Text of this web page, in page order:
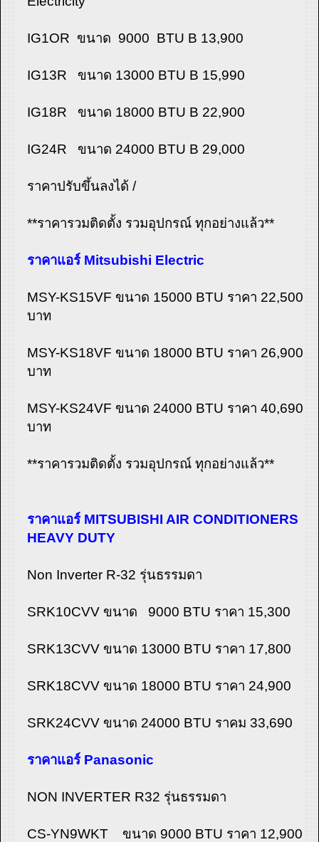
IG1OR ขนาด 9000 BTU B 13,900
IG13R ขนาด 13000 BTU B 15,990
IG18R ขนาด 18000 BTU B 22,900
IG24R ขนาด 24000 BTU B 29,000
ราคาปรับขึ้นลงได้ /
**ราคารวมติดตั้ง รวมอุปกรณ์ ทุกอย่างแล้ว**
ราคาแอร์ Mitsubishi Electric
MSY-KS15VF ขนาด 15000 BTU ราคา 22,500
บาท
MSY-KS18VF ขนาด 18000 BTU ราคา 26,900
บาท
MSY-KS24VF ขนาด 24000 BTU ราคา 40,690
บาท
**ราคารวมติดตั้ง รวมอุปกรณ์ ทุกอย่างแล้ว**
ราคาแอร์ MITSUBISHI AIR CONDITIONERS
HEAVY DUTY
Non Inverter R-32 รุ่นธรรมดา
SRK10CVV ขนาด 9000 BTU ราคา 15,300
SRK13CVV ขนาด 13000 BTU ราคา 17,800
SRK18CVV ขนาด 18000 BTU ราคา 24,900
SRK24CVV ขนาด 24000 BTU ราคม 33,690
ราคาแอร์ Panasonic
NON INVERTER R32 รุ่นธรรมดา
CS-YN9WKT ขนาด 9000 BTU ราคา 12,900